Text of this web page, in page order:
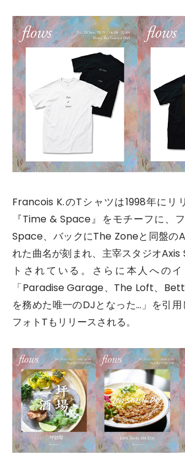
Francois K.のTシャツは1998年にリ
『Time & Space』をモチーフに、
Space、バックにThe Zoneと同盤の
れた曲名が刻まれ、主宰スタジオAxis
トされている。さらに本人への
「Paradise Garage、The Loft、
を務めた唯一のDJとなった…」を引
フォトTもリリースされる。